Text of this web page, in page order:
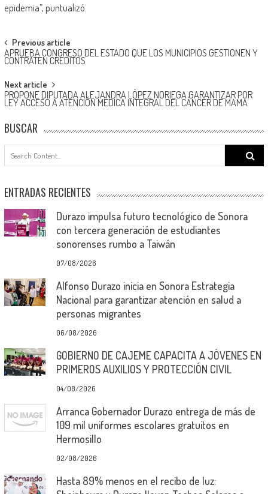
epidemia”, puntualizó.
Post
navigation
Previous article
APRUEBA CONGRESO DEL ESTADO QUE LOS MUNICIPIOS GESTIONEN Y
CONTRATEN CRÉDITOS
Next article
PROPONE DIPUTADA ALEJANDRA LÓPEZ NORIEGA GARANTIZAR POR
LEY ACCESO A ATENCIÓN MÉDICA INTEGRAL DEL CÁNCER DE MAMA
BUSCAR
Search
for:
ENTRADAS RECIENTES
Durazo impulsa futuro tecnológico de Sonora
con tercera generación de estudiantes
sonorenses rumbo a Taiwán
07/08/2026
Alfonso Durazo inicia en Sonora Estrategia
Nacional para garantizar atención en salud a
personas migrantes
06/08/2026
GOBIERNO DE CAJEME CAPACITA A JÓVENES EN
PRIMEROS AUXILIOS Y PROTECCIÓN CIVIL
04/08/2026
Arranca Gobernador Durazo entrega de más de
109 mil uniformes escolares gratuitos en
Hermosillo
02/08/2026
Hasta 89% menos en el recibo de luz: